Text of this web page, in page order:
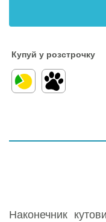
Купуй у розстрочку
Наконечник